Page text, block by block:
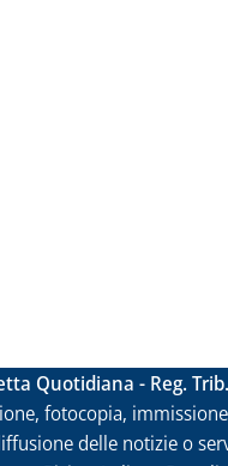
Quotidiana - Reg.
fotocopia,
delle notizie o